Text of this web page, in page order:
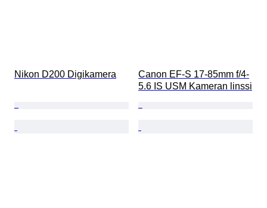
Nikon D200 Digikamera
Canon EF-S 17-85mm f/4-
5.6 IS USM Kameran linssi